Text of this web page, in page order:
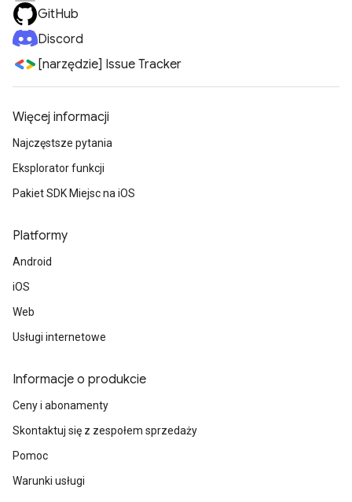
GitHub
Discord
[narzędzie] Issue Tracker
Więcej informacji
Najczęstsze pytania
Eksplorator funkcji
Pakiet SDK Miejsc na iOS
Platformy
Android
iOS
Web
Usługi internetowe
Informacje o produkcie
Ceny i abonamenty
Skontaktuj się z zespołem sprzedaży
Pomoc
Warunki usługi